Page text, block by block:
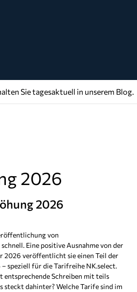
Sie tagesaktuell in unserem Blog.
2026
2026
von
Eine positive Ausnahme von der
2026 veröffentlicht sie einen Teil der
speziell für die Tarifreihe NK.select.
Schreiben mit teils
steckt dahinter? Welche Tarife sind im